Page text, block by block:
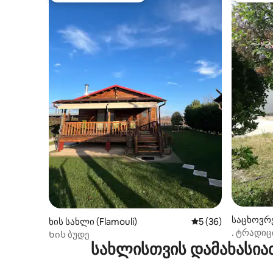
ხის სახლი (Flamouli) საშუალო
5 (36)
Ხის ბუდე
.
სახლისთვის